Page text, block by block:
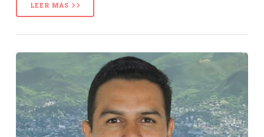
LEER MÁS